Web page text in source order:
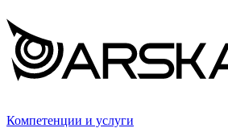
Компетенции и услуги